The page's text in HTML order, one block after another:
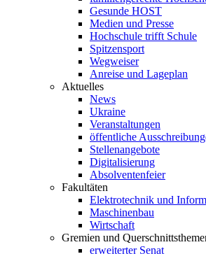
Gesunde HOST
Medien und Presse
Hochschule trifft Schule
Spitzensport
Wegweiser
Anreise und Lageplan
Aktuelles
News
Ukraine
Veranstaltungen
öffentliche
Stellenangebote
Digitalisierung
Absolventenfeier
Fakultäten
Elektrotechnik und
Maschinenbau
Wirtschaft
Gremien und
erweiterter Senat